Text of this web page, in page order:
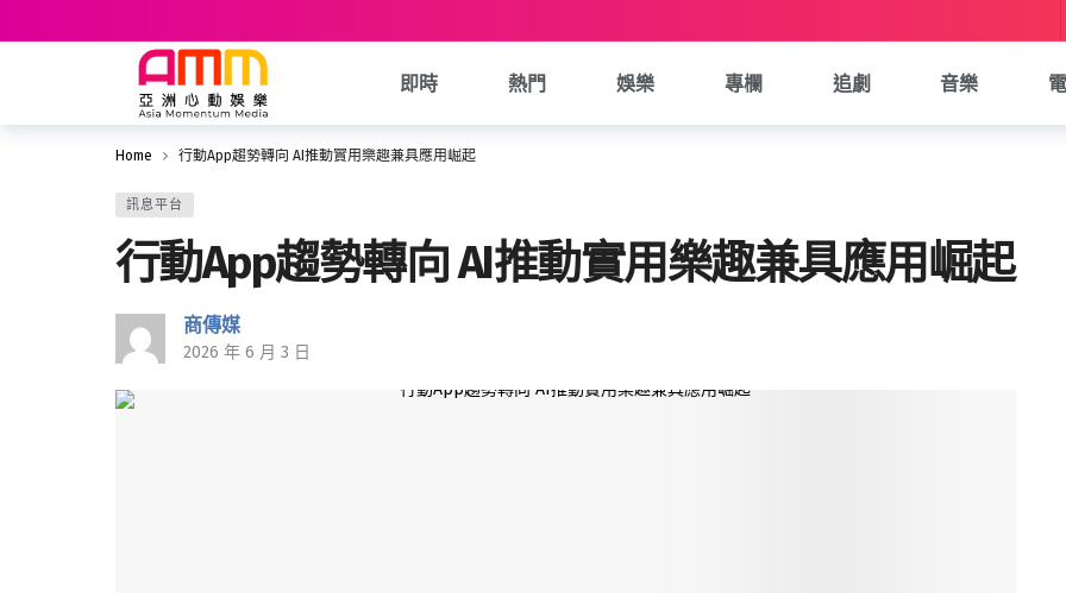
即時 熱門 娛樂 專欄 追劇 音樂
Home 行動App趨勢轉向 AI推動實用樂趣兼具應用崛起
訊息平台
行動App趨勢轉向 AI推動實用樂趣兼具應用崛起
商傳媒
2026 年 6 月 3 日